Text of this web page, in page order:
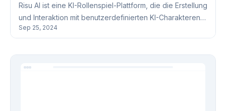
Risu AI ist eine KI-Rollenspiel-Plattform, die die Erstellung
und Interaktion mit benutzerdefinierten KI-Charakteren
ermöglicht. Die Plattform unterstützt mehrere APIs, bietet
verschiedene Betriebssysteme verfügbar.
Sep 25, 2024